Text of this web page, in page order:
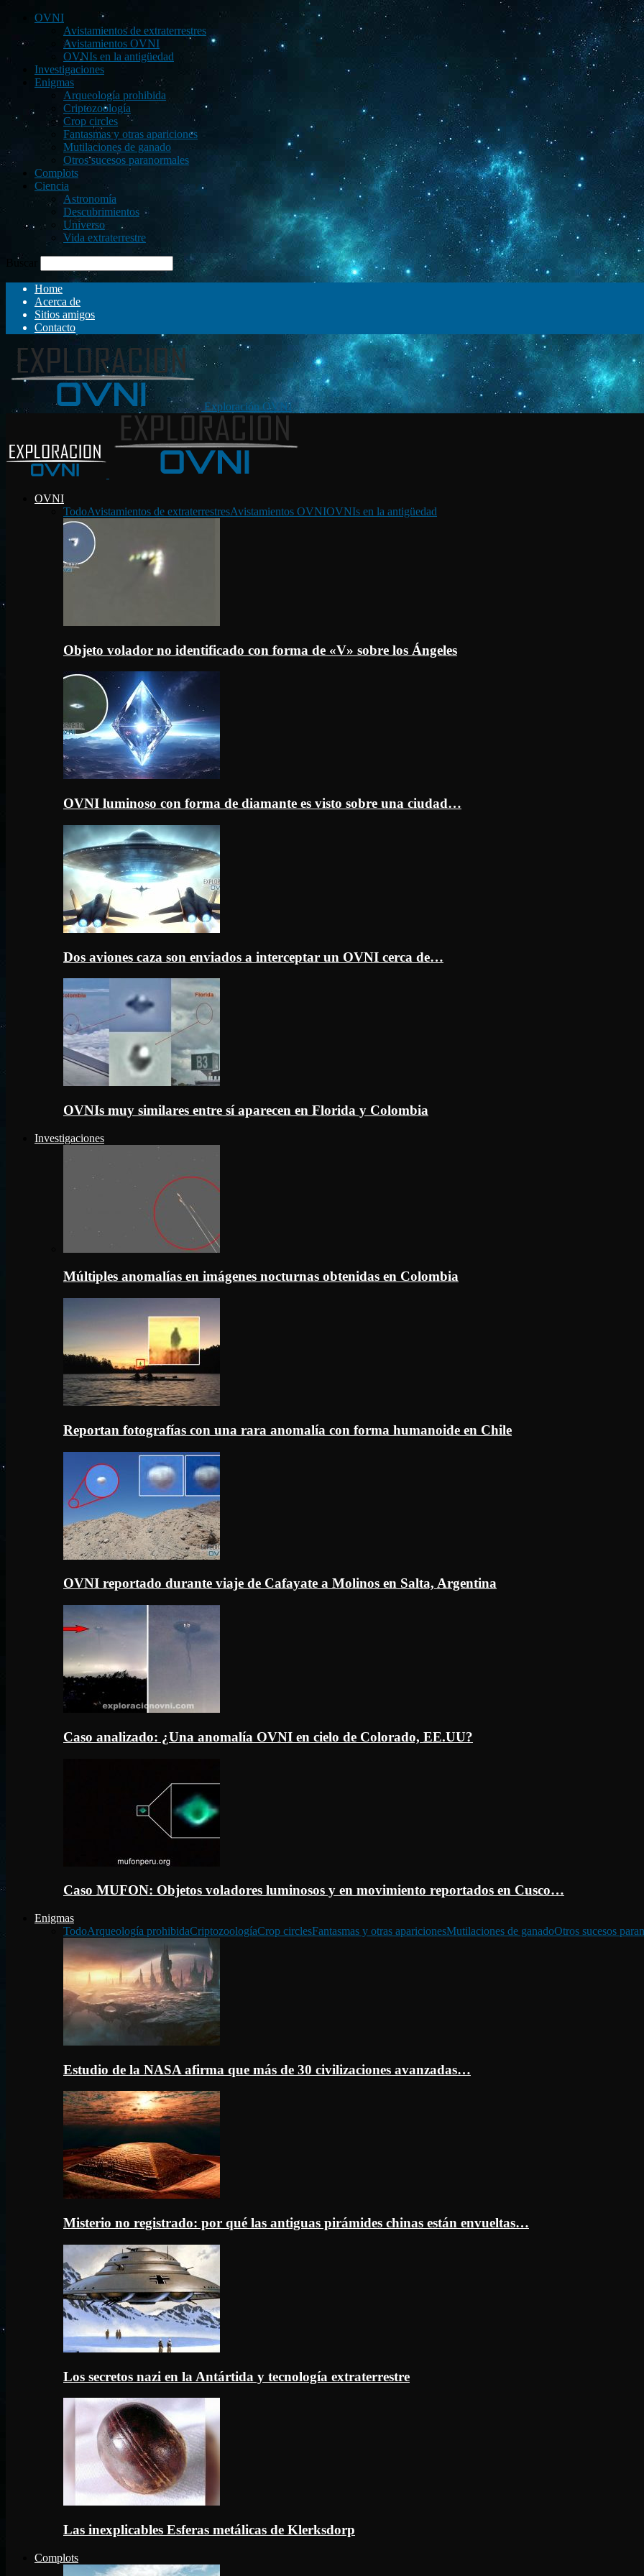
OVNI
Avistamientos de extraterrestres
Avistamientos OVNI
OVNIs en la antigüedad
Investigaciones
Enigmas
Arqueología prohibida
Criptozoología
Crop circles
Fantasmas y otras apariciones
Mutilaciones de ganado
Otros sucesos paranormales
Complots
Ciencia
Astronomía
Descubrimientos
Universo
Vida extraterrestre
Buscar
Home
Acerca de
Sitios amigos
Contacto
Exploración OVNI
OVNI
TodoAvistamientos de extraterrestresAvistamientos OVNIOVNIs en la antigüedad
Objeto volador no identificado con forma de «V» sobre los Ángeles
OVNI luminoso con forma de diamante es visto sobre una ciudad…
Dos aviones caza son enviados a interceptar un OVNI cerca de…
OVNIs muy similares entre sí aparecen en Florida y Colombia
Investigaciones
Múltiples anomalías en imágenes nocturnas obtenidas en Colombia
Reportan fotografías con una rara anomalía con forma humanoide en Chile
OVNI reportado durante viaje de Cafayate a Molinos en Salta, Argentina
Caso analizado: ¿Una anomalía OVNI en cielo de Colorado, EE.UU?
Caso MUFON: Objetos voladores luminosos y en movimiento reportados en Cusco…
Enigmas
TodoArqueología prohibidaCriptozoologíaCrop circlesFantasmas y otras aparicionesMutilaciones de ganadoOtros sucesos
Estudio de la NASA afirma que más de 30 civilizaciones avanzadas…
Misterio no registrado: por qué las antiguas pirámides chinas están envueltas…
Los secretos nazi en la Antártida y tecnología extraterrestre
Las inexplicables Esferas metálicas de Klerksdorp
Complots